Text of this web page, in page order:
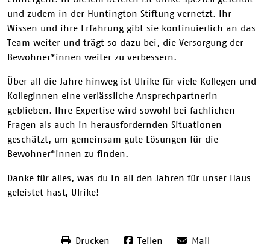
und zudem in der Huntington Stiftung vernetzt. Ihr
Wissen und ihre Erfahrung gibt sie kontinuierlich an das
Team weiter und trägt so dazu bei, die Versorgung der
Bewohner*innen weiter zu verbessern.
Über all die Jahre hinweg ist Ulrike für viele Kollegen und
Kolleginnen eine verlässliche Ansprechpartnerin
geblieben. Ihre Expertise wird sowohl bei fachlichen
Fragen als auch in herausfordernden Situationen
geschätzt, um gemeinsam gute Lösungen für die
Bewohner*innen zu finden.
Danke für alles, was du in all den Jahren für unser Haus
geleistet hast, Ulrike!
Drucken Teilen Mail